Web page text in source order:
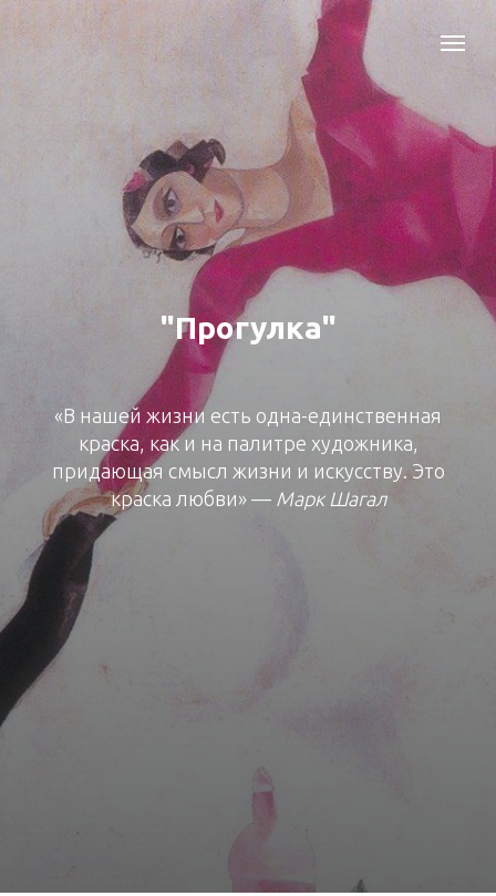
"Прогулка"
«В нашей жизни есть одна-единственная
краска, как и на палитре художника,
придающая смысл жизни и искусству. Это
краска любви» — Марк Шагал